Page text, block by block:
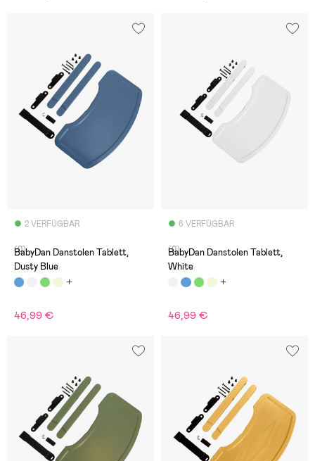
2 VERFÜGBAR
(0)
BabyDan Danstolen Tablett,
Dusty Blue
46,99 €
6 VERFÜGBAR
(0)
BabyDan Danstolen Tablett,
White
46,99 €